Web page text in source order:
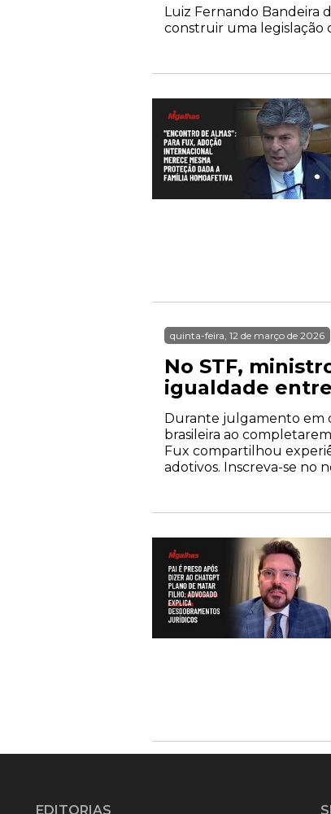
Luiz Fernando Bandeira
construir uma legislação
quinta-feira, 12 de março de 2026
No STF,
igualdade
Durante julgamento em
brasileira ao
Fux compartilhou
adotivos. Inscreva-se no
EDITORIAS